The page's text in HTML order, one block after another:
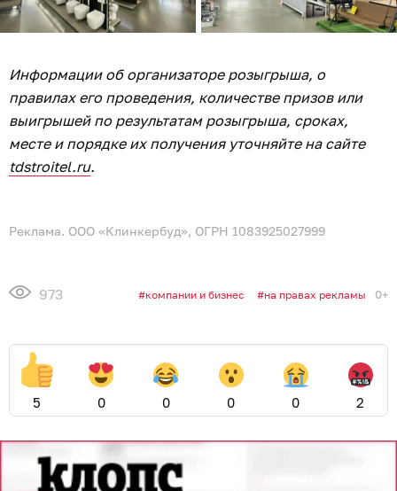
Информации об организаторе розыгрыша, о
правилах его проведения, количестве призов или
выигрышей по результатам розыгрыша, сроках,
месте и порядке их получения уточняйте на сайте
tdstroitel.ru.
Реклама. ООО «Клинкербуд», ОГРН 1083925027999
973 компании и бизнес на правах рекламы 0+
5 0 0 0 0 2